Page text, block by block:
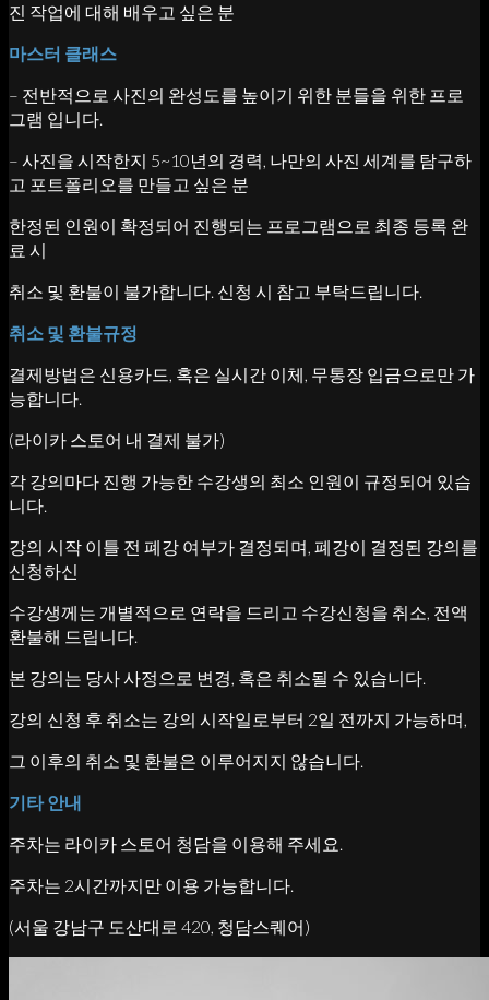
진 작업에 대해 배우고 싶은 분
마스터 클래스
– 전반적으로 사진의 완성도를 높이기 위한 분들을 위한 프로
그램 입니다.
– 사진을 시작한지 5~10년의 경력, 나만의 사진 세계를 탐구하
고 포트폴리오를 만들고 싶은 분
한정된 인원이 확정되어 진행되는 프로그램으로 최종 등록 완
료 시
취소 및 환불이 불가합니다. 신청 시 참고 부탁드립니다.
취소 및 환불규정
결제방법은 신용카드, 혹은 실시간 이체, 무통장 입금으로만 가
능합니다.
(라이카 스토어 내 결제 불가)
각 강의마다 진행 가능한 수강생의 최소 인원이 규정되어 있습
니다.
강의 시작 이틀 전 폐강 여부가 결정되며, 폐강이 결정된 강의를
신청하신
수강생께는 개별적으로 연락을 드리고 수강신청을 취소, 전액
환불해 드립니다.
본 강의는 당사 사정으로 변경, 혹은 취소될 수 있습니다.
강의 신청 후 취소는 강의 시작일로부터 2일 전까지 가능하며,
그 이후의 취소 및 환불은 이루어지지 않습니다.
기타 안내
주차는 라이카 스토어 청담을 이용해 주세요.
주차는 2시간까지만 이용 가능합니다.
(서울 강남구 도산대로 420, 청담스퀘어)